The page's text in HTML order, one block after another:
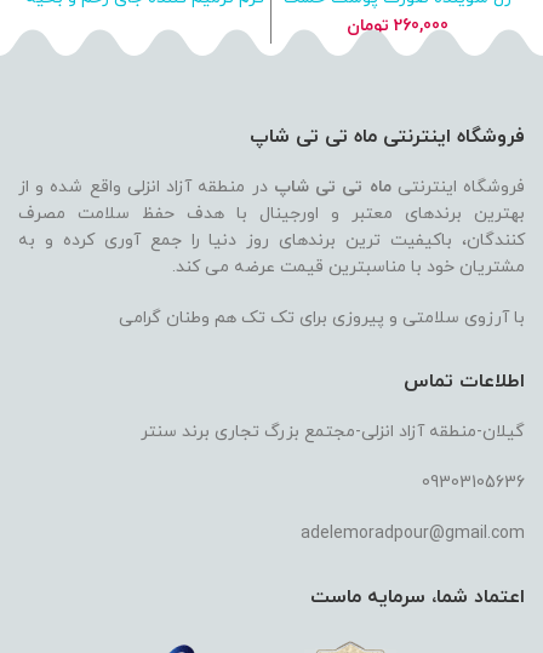
و خیلی خشک اسکن اسکین
260,000 تومان
فروشگاه اینترنتی ماه تی تی شاپ
فروشگاه اینترنتیماه تی تی شاپ در منطقه آزاد انزلی واقع شده و از
بهترین برندهای معتبر و اورجینال با هدف حفظ سلامت مصرف
کنندگان، باکیفیت ترین برندهای روز دنیا را جمع آوری کرده و به
مشتریان خود با مناسبترین قیمت عرضه می کند.
با آرزوی سلامتی و پیروزی برای تک تک هم وطنان گرامی
اطلاعات تماس
گیلان-منطقه آزاد انزلی-مجتمع بزرگ تجاری برند سنتر
09303105636
adelemoradpour@gmail.com
اعتماد شما، سرمایه ماست